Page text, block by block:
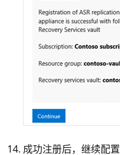
成功注册后，继续配置